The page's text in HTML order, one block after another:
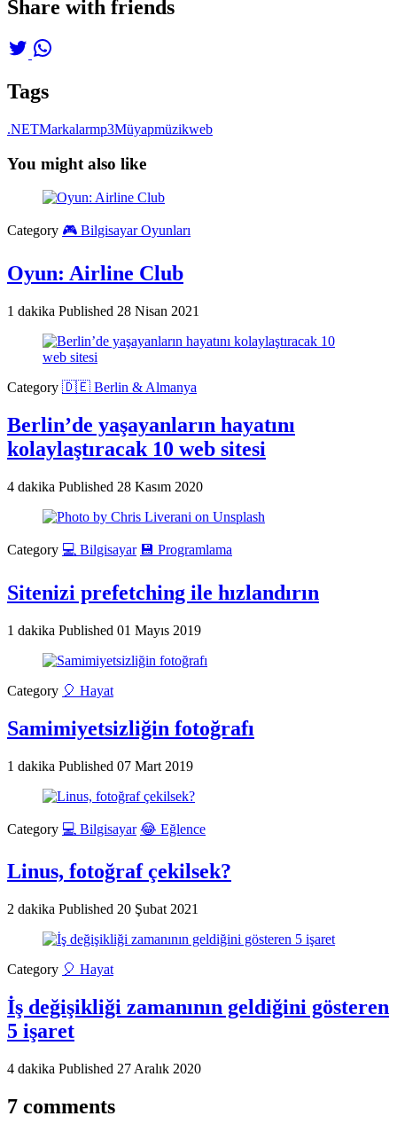
Share with friends
Tags
.NETMarkalarmp3Müyapmüzikweb
You might also like
Category 🎮 Bilgisayar Oyunları
Oyun: Airline Club
1 dakika Published 28 Nisan 2021
Category 🇩🇪 Berlin & Almanya
Berlin’de yaşayanların hayatını
kolaylaştıracak 10 web sitesi
4 dakika Published 28 Kasım 2020
Category 💻 Bilgisayar 💾 Programlama
Sitenizi prefetching ile hızlandırın
1 dakika Published 01 Mayıs 2019
Category 🎈 Hayat
Samimiyetsizliğin fotoğrafı
1 dakika Published 07 Mart 2019
Category 💻 Bilgisayar 😂 Eğlence
Linus, fotoğraf çekilsek?
2 dakika Published 20 Şubat 2021
Category 🎈 Hayat
İş değişikliği zamanının geldiğini gösteren
5 işaret
4 dakika Published 27 Aralık 2020
7 comments